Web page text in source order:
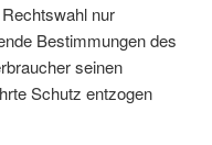
nur
Bestimmungen des
seinen
Schutz entzogen